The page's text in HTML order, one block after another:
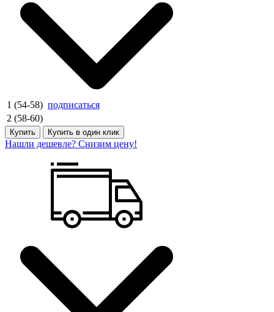
1 (54-58) подписаться
2 (58-60)
Купить Купить в один клик
Нашли дешевле? Снизим цену!